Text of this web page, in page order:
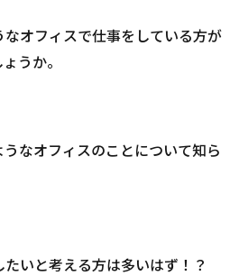
オフィスで仕事をしている方が
うか。
なオフィスのことについて知ら
いと考える方は多いはず！？